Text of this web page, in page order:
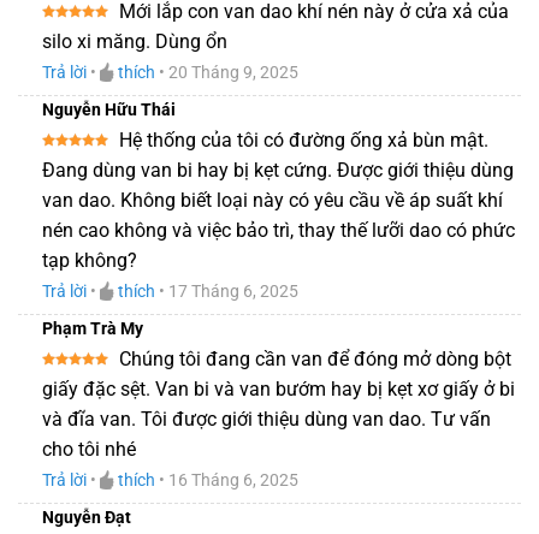
Được xếp
hạng 55
Mới lắp con van dao khí nén này ở cửa xả của
silo xi măng. Dùng ổn
Trả lời • thích • 20 Tháng 9, 2025
Nguyễn Hữu Thái
Được xếp
hạng 55
Hệ thống của tôi có đường ống xả bùn mật.
Đang dùng van bi hay bị kẹt cứng. Được giới thiệu dùng
van dao. Không biết loại này có yêu cầu về áp suất khí
nén cao không và việc bảo trì, thay thế lưỡi dao có phức
tạp không?
Trả lời • thích • 17 Tháng 6, 2025
Phạm Trà My
Được xếp
hạng 55
Chúng tôi đang cần van để đóng mở dòng bột
giấy đặc sệt. Van bi và van bướm hay bị kẹt xơ giấy ở bi
và đĩa van. Tôi được giới thiệu dùng van dao. Tư vấn
cho tôi nhé
Trả lời • thích • 16 Tháng 6, 2025
Nguyễn Đạt